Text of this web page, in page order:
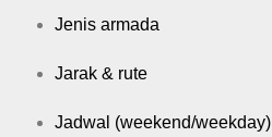
Jenis armada
Jarak & rute
Jadwal (weekend/weekday)